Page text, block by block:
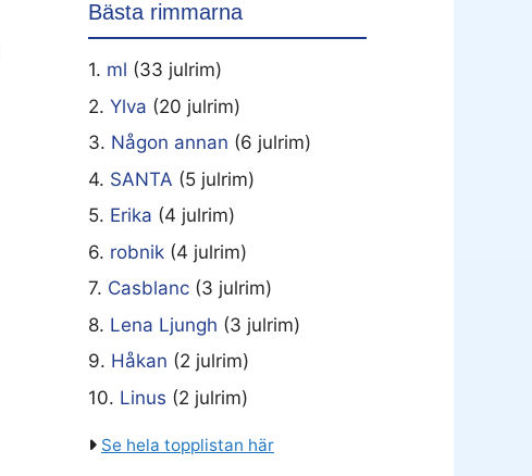
Bästa rimmarna
1. ml (33 julrim)
2. Ylva (20 julrim)
3. Någon annan (6 julrim)
4. SANTA (5 julrim)
5. Erika (4 julrim)
6. robnik (4 julrim)
7. Casblanc (3 julrim)
8. Lena Ljungh (3 julrim)
9. Håkan (2 julrim)
10. Linus (2 julrim)
Se hela topplistan här